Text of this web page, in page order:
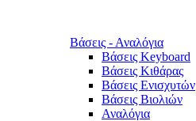
Βάσεις - Αναλόγια
Βάσεις Keyboard
Βάσεις Κιθάρας
Βάσεις Ενισχυτών
Βάσεις Βιολιών
Αναλόγια